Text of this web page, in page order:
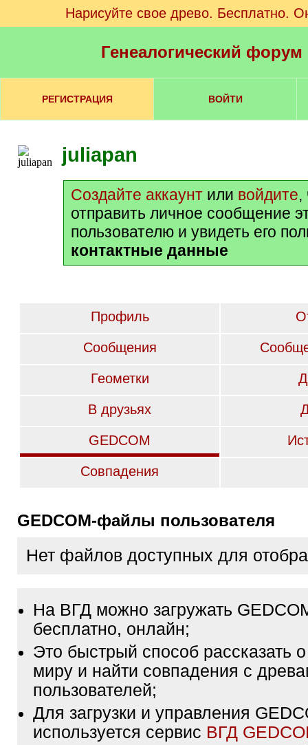
Нарисуйте свое древо. Бесплатно.
Генеалогический
РЕГИСТРАЦИЯ ВОЙТИ
juliapan
Создайте аккаунт или войдите,
отправить личное сообщение
пользователю и увидеть его
контактные данные
Профиль
Сообщения
Геометки
В друзьях
GEDCOM
Совпадения
GEDCOM-файлы пользователя
Нет файлов доступных для
На ВГД можно загружать
бесплатно, онлайн;
Это быстрый способ рассказать
миру и найти совпадения с
пользователей;
Для загрузки и управления
используется сервис ВГД